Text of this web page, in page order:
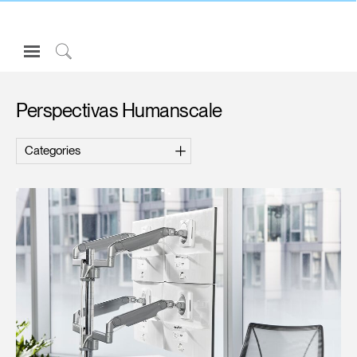
Open
Navigation
ERGONOMÍA
RECURSOS
ACERCA DE
CONTACTE CON NOSOTROS
Partners
Contactar con la asistencia
Buscar un showroom
Perspectivas Humanscale